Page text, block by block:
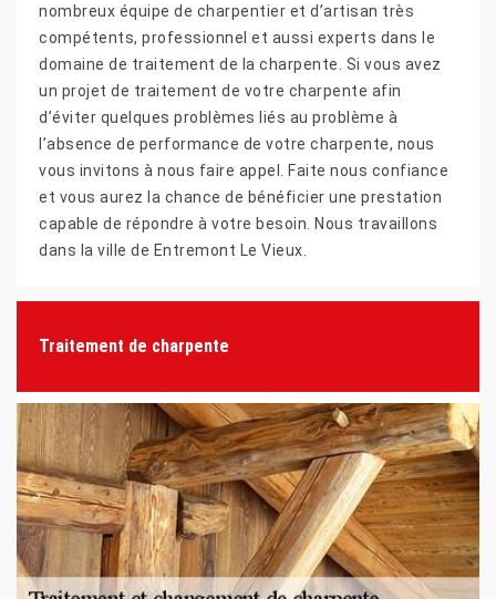
nombreux équipe de charpentier et d’artisan très
compétents, professionnel et aussi experts dans le
domaine de traitement de la charpente. Si vous avez
un projet de traitement de votre charpente afin
d’éviter quelques problèmes liés au problème à
l’absence de performance de votre charpente, nous
vous invitons à nous faire appel. Faite nous confiance
et vous aurez la chance de bénéficier une prestation
capable de répondre à votre besoin. Nous travaillons
dans la ville de Entremont Le Vieux.
Traitement de charpente